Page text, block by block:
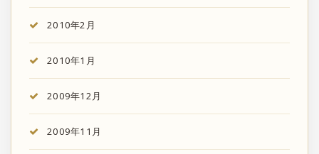
2010年2月
2010年1月
2009年12月
2009年11月